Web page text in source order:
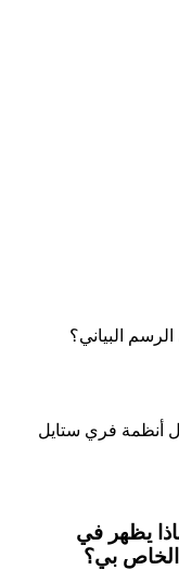
البياني؟
أنظمة فري ستايل
يظهر في
الخاص بي؟